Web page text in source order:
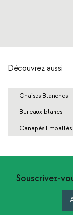
Découvrez aussi
Chaises Blanches
Bureaux blancs
Canapés Emballés
Souscrivez-